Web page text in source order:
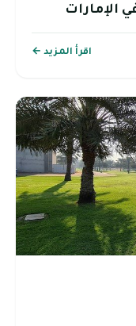
الإمارات
اقرأ المزيد ←